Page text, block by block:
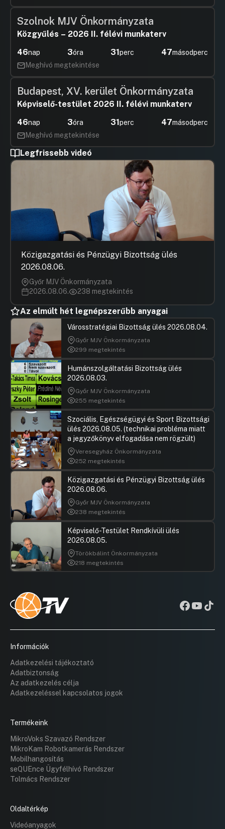
Szolnok MJV Önkormányzata
Közgyűlés – 2026 II. félévi munkaterv
46nap 3óra 31perc 47másodperc
Meghívó megtekintése
Budapest, XV. kerület Önkormányzata
Képviselő-testület 2026 II. félévi munkaterv
46nap 3óra 31perc 47másodperc
Meghívó megtekintése
Legfrissebb videó
Közigazgatási és Pénzügyi Bizottság ülés
2026.08.06.
Győr MJV Önkormányzata
2026.08.06.
238 megtekintés
Az elmúlt hét legnépszerűbb anyagai
Városstratégiai Bizottság ülés 2026.08.04.
Győr MJV Önkormányzata
299 megtekintés
Humánszolgáltatási Bizottság ülés
2026.08.03.
Győr MJV Önkormányzata
255 megtekintés
Szociális, Egészségügyi és Sport Bizottsági
ülés 2026.08.05. (technikai probléma miatt
a jegyzőkönyv elfogadása nem rögzült)
Veresegyház Önkormányzata
252 megtekintés
Közigazgatási és Pénzügyi Bizottság ülés
2026.08.06.
Győr MJV Önkormányzata
238 megtekintés
Képviselő-Testület Rendkívüli ülés
2026.08.05.
Törökbálint Önkormányzata
218 megtekintés
Információk
Adatkezelési tájékoztató
Adatbiztonság
Az adatkezelés célja
Adatkezeléssel kapcsolatos jogok
Termékeink
MikroVoks Szavazó Rendszer
MikroKam Robotkamerás Rendszer
Mobilhangosítás
seQUEnce Ügyfélhívó Rendszer
Tolmács Rendszer
Oldaltérkép
Videóanyagok